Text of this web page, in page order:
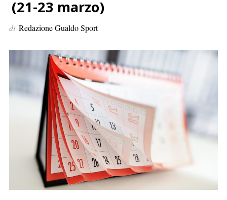
e
r
(21-23 marzo)
di Redazione Gualdo Sport